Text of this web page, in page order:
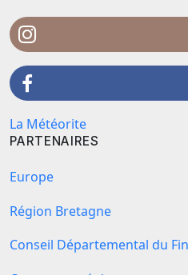
La Météorite
PARTENAIRES
Europe
Région Bretagne
Conseil Départemental du